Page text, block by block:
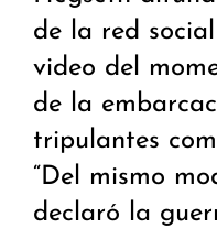
de la red
video del
de la
tripulantes
“Del mismo
declaró la